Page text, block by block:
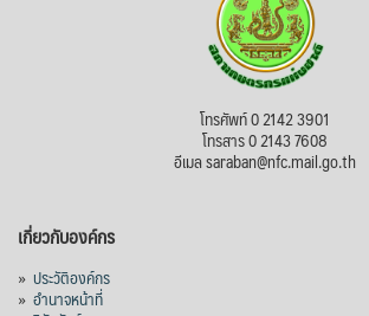
โทรศัพท์ 0 2142 3901
โทรสาร 0 2143 7608
อีเมล saraban@nfc.mail.go.th
เกี่ยวกับองค์กร
» ประวัติองค์กร
» อำนาจหน้าที่